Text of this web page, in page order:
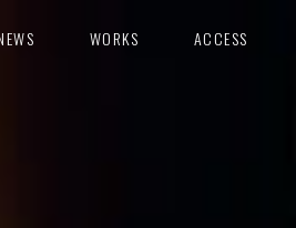
WORKS ACCESS